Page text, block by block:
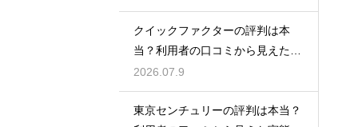
クイックファクターの評判は本
当？利用者の口コミから見えた実
態検証
2026.07.9
東京センチュリーの評判は本当？